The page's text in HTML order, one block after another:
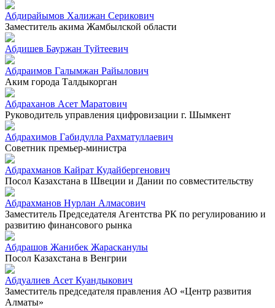
Абдирайымов Халижан Серикович
Заместитель акима Жамбылской области
Абдишев Бауржан Туйтеевич
Абдраимов Галымжан Райылович
Аким города Талдыкорган
Абдраханов Асет Маратович
Руководитель управления цифровизации г. Шымкент
Абдрахимов Габидулла Рахматуллаевич
Советник премьер-министра
Абдрахманов Кайрат Кудайбергенович
Посол Казахстана в Швеции и Дании по совместительству
Абдрахманов Нурлан Алмасович
Заместитель Председателя Агентства РК по регулированию и
развитию финансового рынка
Абдрашов Жанибек Жарасканулы
Посол Казахстана в Венгрии
Абдуалиев Асет Куандыкович
Заместитель председателя правления АО «Центр развития
Алматы»